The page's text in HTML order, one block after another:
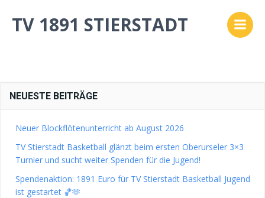
Inhalt
springen
TV 1891 STIERSTADT
No posts found
NEUESTE BEITRÄGE
Neuer Blockflötenunterricht ab August 2026
TV Stierstadt Basketball glänzt beim ersten Oberurseler 3×3
Turnier und sucht weiter Spenden für die Jugend!
Spendenaktion: 1891 Euro für TV Stierstadt Basketball Jugend
ist gestartet 🏀🫶